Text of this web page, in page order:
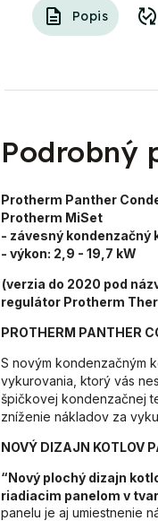
Popis
Podrobný
Protherm Panther
Protherm MiSet
- závesný kondenzačný
- výkon: 2,9 - 19,7 kW
(verzia do 2020 pod
regulátor Protherm
PROTHERM PANTHER
S novým kondenzačným
vykurovania, ktorý vás
špičkovej kondenzačnej
zníženie nákladov za
NOVÝ DIZAJN KOTLOV
“Nový plochý dizajn
riadiacim panelom v
panelu je aj umiestnenie